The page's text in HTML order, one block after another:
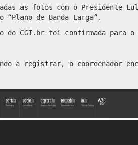
as fotos com o Presidente
“Plano de Banda Larga”.
do CGI.br foi confirmada para
a registrar, o coordenador